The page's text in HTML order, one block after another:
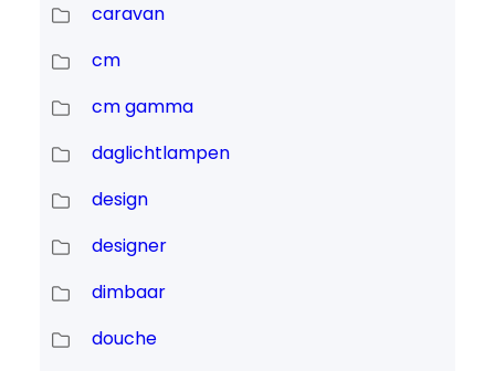
caravan
cm
cm gamma
daglichtlampen
design
designer
dimbaar
douche